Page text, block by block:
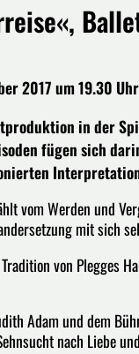
2017 um 19.30
in der
fügen sich
vom Werden und
mit sich
von Plegges
Adam und dem
nach Liebe